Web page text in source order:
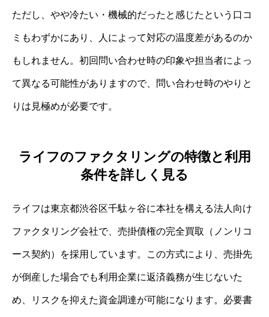
ただし、やや冷たい・機械的だったと感じたという口コ
ミもわずかにあり、人によって対応の温度差があるのか
もしれません。初回問い合わせ時の印象や担当者によっ
て異なる可能性がありますので、問い合わせ時のやりと
りは見極めが必要です。
ライフのファクタリングの特徴と利用
条件を詳しく見る
ライフは東京都渋谷区千駄ヶ谷に本社を構える法人向け
ファクタリング会社で、売掛債権の完全買取（ノンリコ
ース契約）を採用しています。この方式により、売掛先
が倒産した場合でも利用企業に返済義務が生じないた
め、リスクを抑えた資金調達が可能になります。必要書